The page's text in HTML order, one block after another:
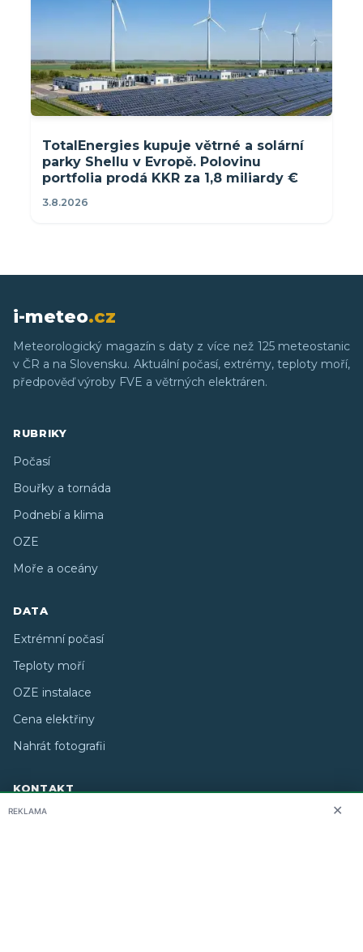
TotalEnergies kupuje větrné a solární
parky Shellu v Evropě. Polovinu
portfolia prodá KKR za 1,8 miliardy €
3.8.2026
i-meteo.cz
Meteorologický magazín s daty z více než 125 meteostanic
v ČR a na Slovensku. Aktuální počasí, extrémy, teploty moří,
předpověď výroby FVE a větrných elektráren.
RUBRIKY
Počasí
Bouřky a tornáda
Podnebí a klima
OZE
Moře a oceány
DATA
Extrémní počasí
Teploty moří
OZE instalace
Cena elektřiny
Nahrát fotografii
KONTAKT
O nás
REKLAMA ✕